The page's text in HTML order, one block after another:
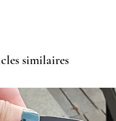
similaires